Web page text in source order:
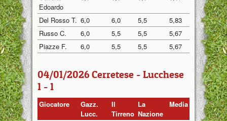
Edoardo
Del Rosso T. 6,0 6,0 5,5
5,83
Russo C.
6,0 5,5 5,5
5,67
Piazze F.
6,0 5,5 5,5 5,67
04/01/2026 Cerretese - Lucchese
1 - 1
Giocatore
Gazz.
Lucc.
Il
Tirreno
La
Nazione
Media